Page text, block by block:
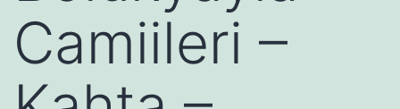
Camiileri –